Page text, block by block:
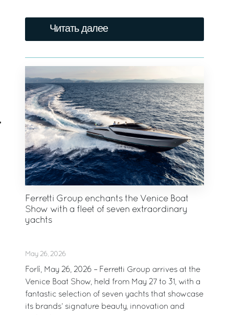
Читать далее
Ferretti Group enchants the Venice Boat
Show with a fleet of seven extraordinary
yachts
May 26, 2026
Forlì, May 26, 2026 – Ferretti Group arrives at the
Venice Boat Show, held from May 27 to 31, with a
fantastic selection of seven yachts that showcase
its brands’ signature beauty, innovation and